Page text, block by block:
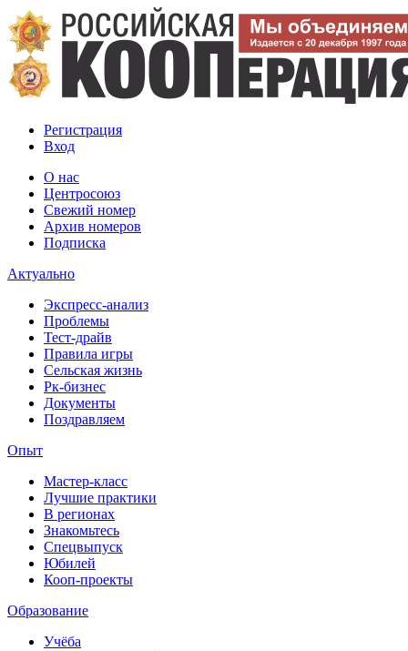
Регистрация
Вход
О нас
Центросоюз
Свежий номер
Архив номеров
Подписка
Актуально
Экспресс-анализ
Проблемы
Тест-драйв
Правила игры
Сельская жизнь
Рк-бизнес
Документы
Поздравляем
Опыт
Мастер-класс
Лучшие практики
В регионах
Знакомьтесь
Спецвыпуск
Юбилей
Кооп-проекты
Образование
Учёба